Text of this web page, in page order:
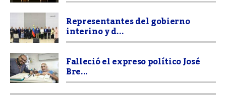
Representantes del gobierno
interino y d...
Falleció el expreso político José
Bre...